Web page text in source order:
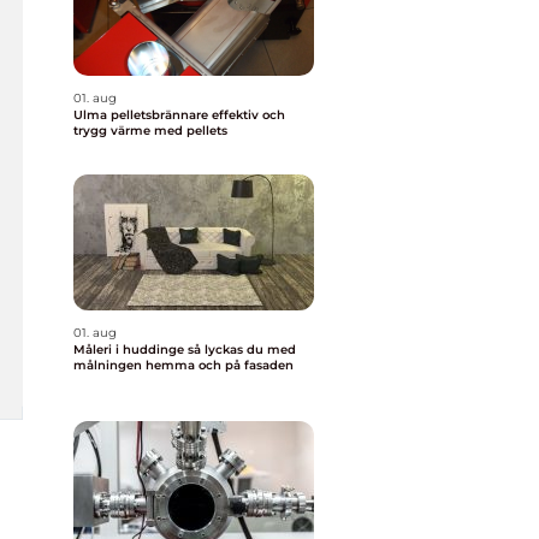
01. aug
Ulma pelletsbrännare effektiv och
trygg värme med pellets
01. aug
Måleri i huddinge så lyckas du med
målningen hemma och på fasaden